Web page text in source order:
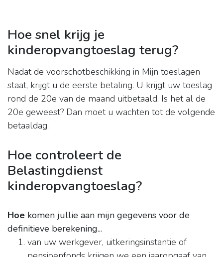
Hoe snel krijg je
kinderopvangtoeslag terug?
Nadat de voorschotbeschikking in Mijn toeslagen
staat, krijgt u de eerste betaling. U krijgt uw toeslag
rond de 20e van de maand uitbetaald. Is het al de
20e geweest? Dan moet u wachten tot de volgende
betaaldag.
Hoe controleert de
Belastingdienst
kinderopvangtoeslag?
Hoe komen jullie aan mijn gegevens voor de
definitieve berekening...
van uw werkgever, uitkeringsinstantie of